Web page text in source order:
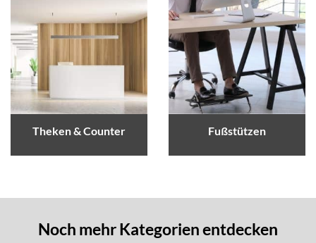
Theken & Counter Fußstützen
Noch mehr Kategorien entdecken